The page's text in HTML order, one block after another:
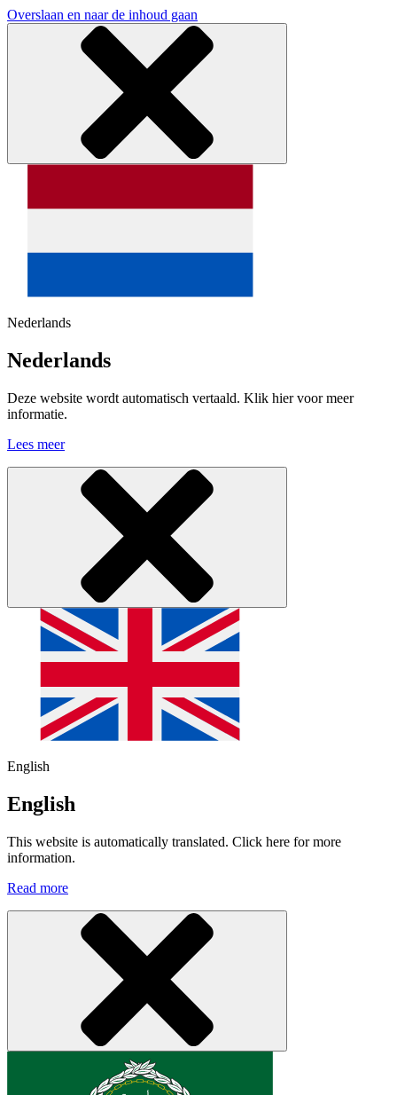
Overslaan en naar de inhoud gaan
Nederlands
Nederlands
Deze website wordt automatisch vertaald. Klik hier voor meer
informatie.
Lees meer
English
English
This website is automatically translated. Click here for more
information.
Read more